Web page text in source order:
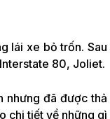
lái xe bỏ trốn. Sau
80, Joliet.
nhưng đã được thả
chi tiết về những gì